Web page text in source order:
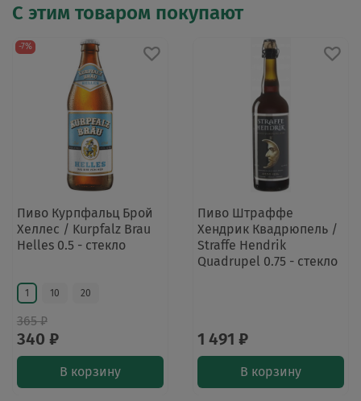
С этим товаром покупают
-7%
Пиво Курпфальц Брой
Хеллес / Kurpfalz Brau
Helles 0.5 - стекло
1 10 20
365 ₽
340 ₽
В корзину
Пиво Штраффе
Хендрик Квадрюпель /
Straffe Hendrik
Quadrupel 0.75 - стекло
1 491 ₽
В корзину